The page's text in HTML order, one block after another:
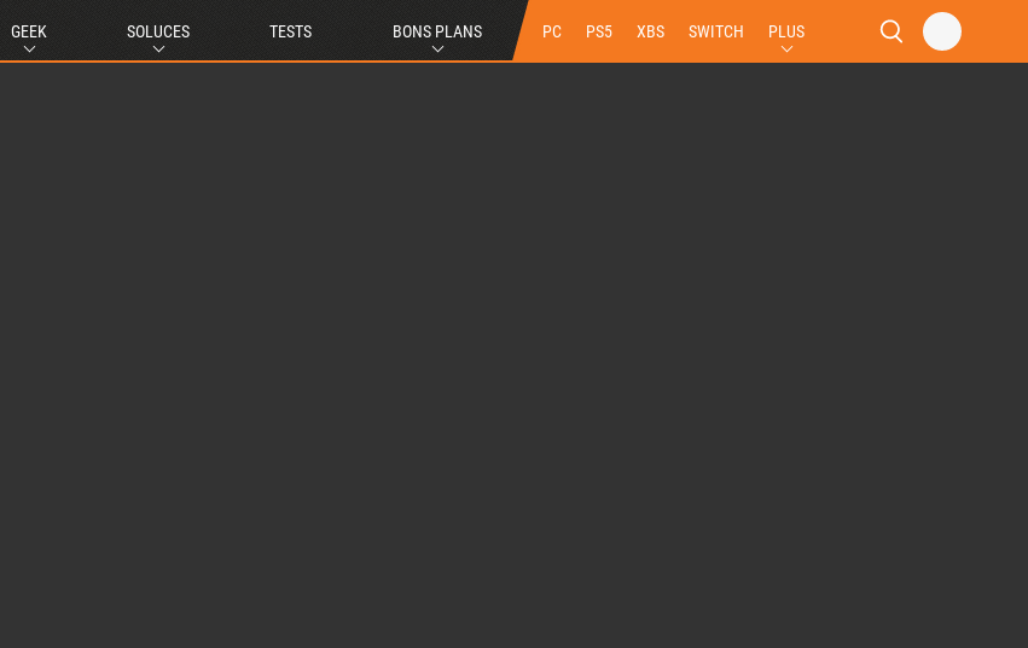
GEEK SOLUCES TESTS BONS PLANS PC PS5 XBS SWITCH PLUS